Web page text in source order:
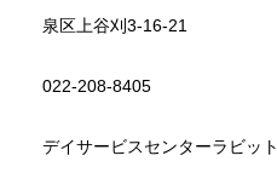
泉区上谷刈3-16-21
022-208-8405
デイサービスセンターラビット